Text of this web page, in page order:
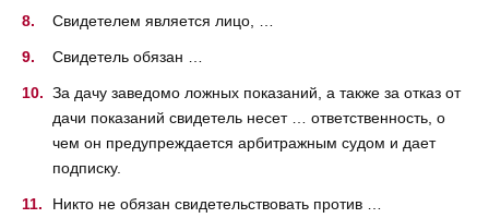
Свидетелем является лицо, …
Свидетель обязан …
За дачу заведомо ложных показаний, а также за отказ от
дачи показаний свидетель несет … ответственность, о
чем он предупреждается арбитражным судом и дает
подписку.
Никто не обязан свидетельствовать против …